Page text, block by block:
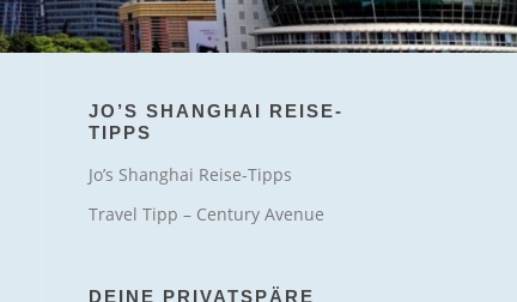
JO’S SHANGHAI REISE-
TIPPS
Jo’s Shanghai Reise-Tipps
Travel Tipp – Century Avenue
DEINE PRIVATSPÄRE